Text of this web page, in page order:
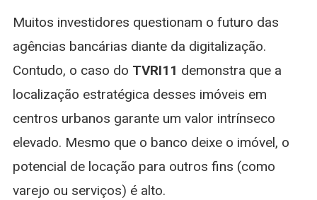
Muitos investidores questionam o futuro das
agências bancárias diante da digitalização.
Contudo, o caso do TVRI11 demonstra que a
localização estratégica desses imóveis em
centros urbanos garante um valor intrínseco
elevado. Mesmo que o banco deixe o imóvel, o
potencial de locação para outros fins (como
varejo ou serviços) é alto.